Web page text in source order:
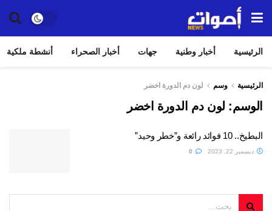
الرئيسية أخبار وطنية جهات أخبار الصحراء أنشطة ملكية
الرئيسية وسم لون دم الدورة اخضر
الوسم: لون دم الدورة اخضر
البطيخ.. 10 فوائد رائعة و”خطر وحيد”
ديسمبر 22, 2023